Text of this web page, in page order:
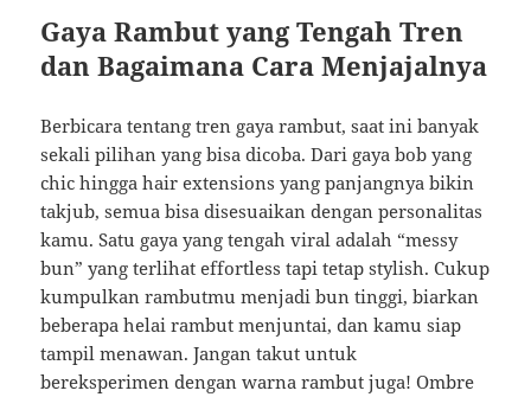
Gaya Rambut yang Tengah Tren
dan Bagaimana Cara Menjajalnya
Berbicara tentang tren gaya rambut, saat ini banyak
sekali pilihan yang bisa dicoba. Dari gaya bob yang
chic hingga hair extensions yang panjangnya bikin
takjub, semua bisa disesuaikan dengan personalitas
kamu. Satu gaya yang tengah viral adalah “messy
bun” yang terlihat effortless tapi tetap stylish. Cukup
kumpulkan rambutmu menjadi bun tinggi, biarkan
beberapa helai rambut menjuntai, dan kamu siap
tampil menawan. Jangan takut untuk
bereksperimen dengan warna rambut juga! Ombre